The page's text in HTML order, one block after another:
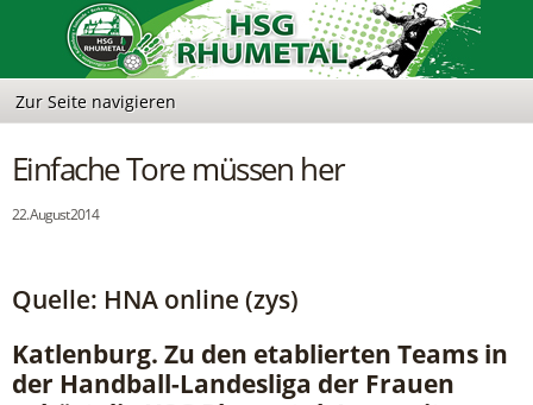
Einfache Tore müssen her
22. August 2014
Quelle: HNA online (zys)
Katlenburg. Zu den etablierten Teams in
der Handball-Landesliga der Frauen